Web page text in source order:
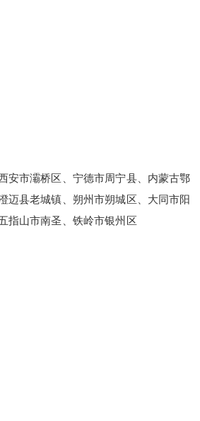
安市灞桥区、宁德市周宁县、内蒙古鄂
迈县老城镇、朔州市朔城区、大同市阳
指山市南圣、铁岭市银州区